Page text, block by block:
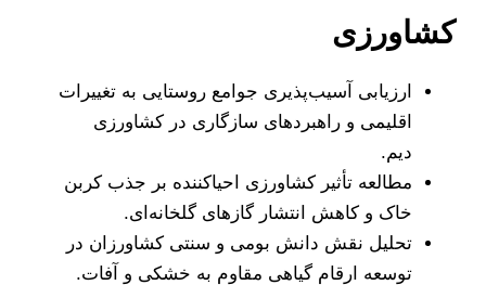
کشاورزی
ارزیابی آسیب‌پذیری جوامع روستایی به تغییرات
اقلیمی و راهبردهای سازگاری در کشاورزی
دیم.
مطالعه تأثیر کشاورزی احیاکننده بر جذب کربن
خاک و کاهش انتشار گازهای گلخانه‌ای.
تحلیل نقش دانش بومی و سنتی کشاورزان در
توسعه ارقام گیاهی مقاوم به خشکی و آفات.